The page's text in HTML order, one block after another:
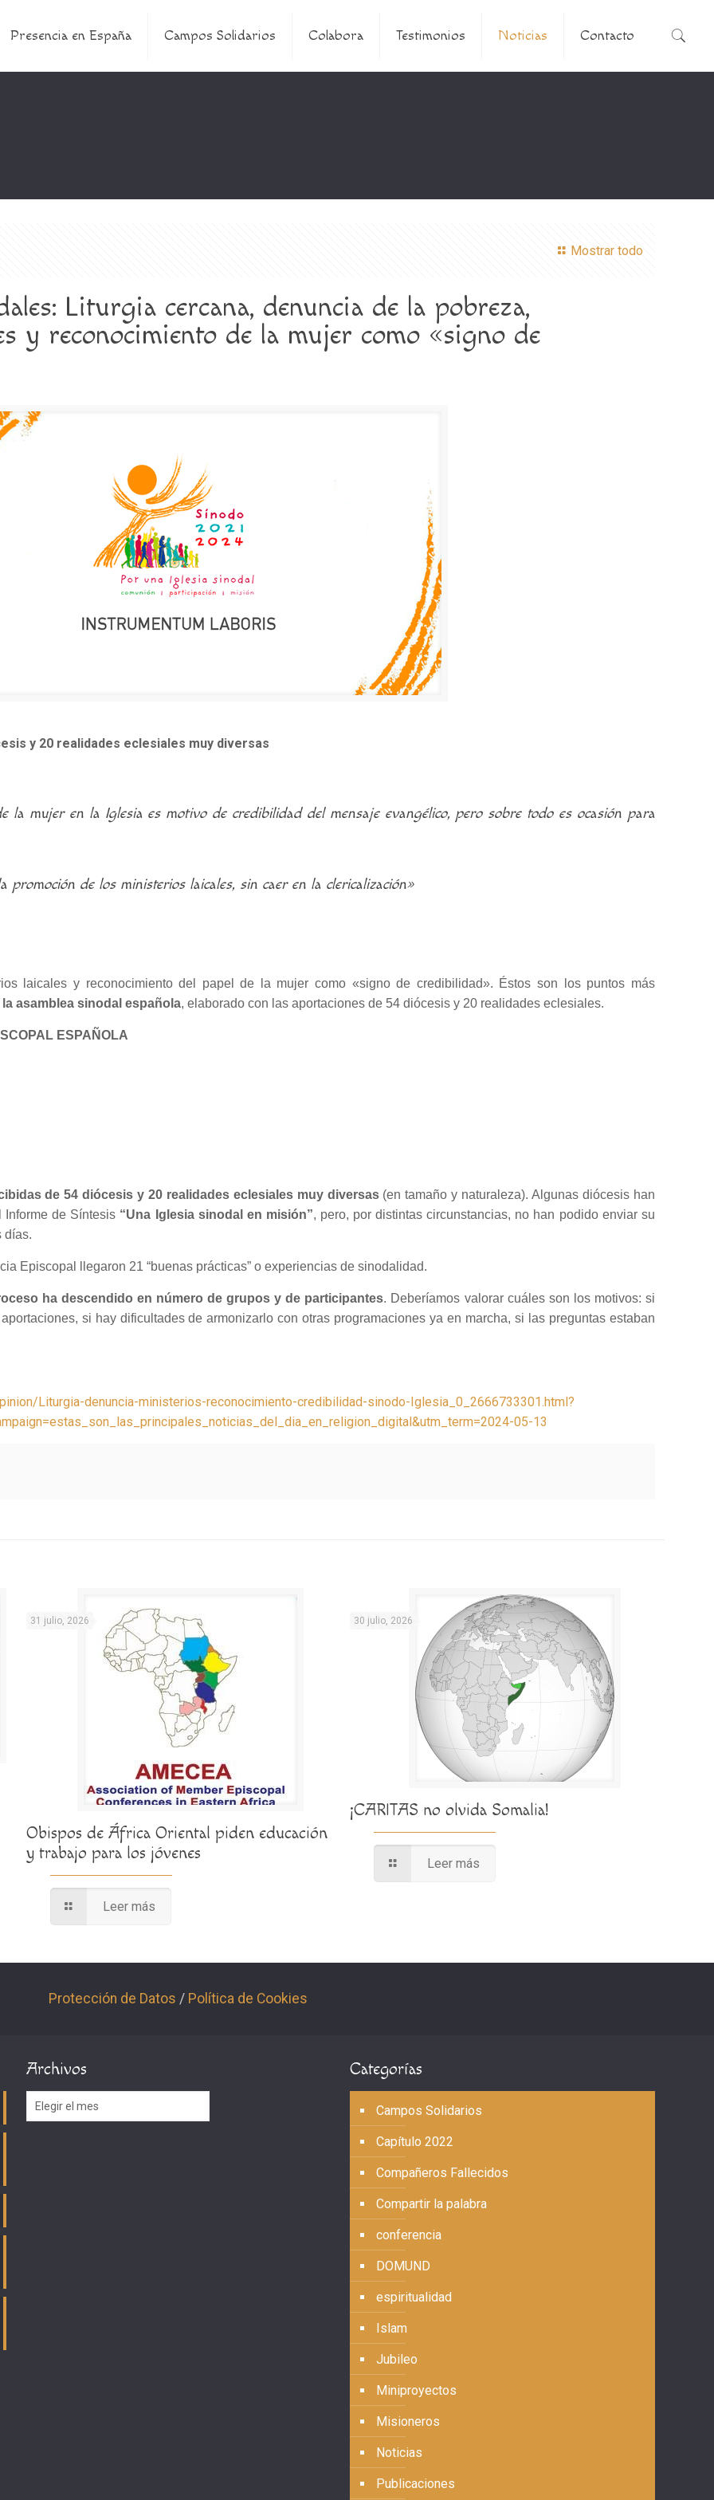
Presencia en España Campos Solidarios Colabora Testimonios Noticias Contacto
Mostrar todo
Liturgia cercana, denuncia de la pobreza,
y reconocimiento de la mujer como «signo de
y 20 realidades eclesiales muy diversas
la mujer en la Iglesia es motivo de credibilidad del mensaje evangélico, pero sobre todo es ocasión para
promoción de los ministerios laicales, sin caer en la clericalización»
laicales y reconocimiento del papel de la mujer como «signo de credibilidad». Éstos son los puntos más
asamblea sinodal española, elaborado con las aportaciones de 54 diócesis y 20 realidades eclesiales.
ESPAÑOLA
de 54 diócesis y 20 realidades eclesiales muy diversas(en tamaño y naturaleza). Algunas diócesis han
de Síntesis “Una Iglesia sinodal en misión”, pero, por distintas circunstancias, no han podido enviar su
días.
Episcopal llegaron 21 “buenas prácticas” o experiencias de sinodalidad.
ha descendido en número de grupos y de participantes. Deberíamos valorar cuáles son los motivos: si
si hay dificultades de armonizarlo con otras programaciones ya en marcha, si las preguntas estaban
Liturgia-denuncia-ministerios-reconocimiento-credibilidad-sinodo-Iglesia_0_2666733301.html?
05-13
31 julio, 2026
Obispos de África Oriental piden educación
y trabajo para los jóvenes
Leer más
30 julio, 2026
¡CARITAS no olvida Somalia!
Leer más
Protección de Datos / Política de Cookies
Archivos
Archivos
Categorías
Campos Solidarios
Capítulo 2022
Compañeros Fallecidos
Compartir la palabra
conferencia
DOMUND
espiritualidad
Islam
Jubileo
Miniproyectos
Misioneros
Noticias
Publicaciones